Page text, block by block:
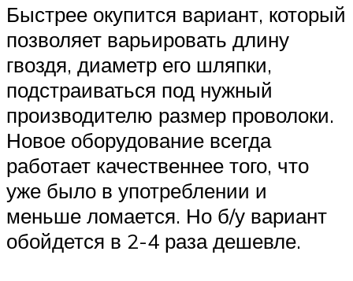
Быстрее окупится вариант, который
позволяет варьировать длину
гвоздя, диаметр его шляпки,
подстраиваться под нужный
производителю размер проволоки.
Новое оборудование всегда
работает качественнее того, что
уже было в употреблении и
меньше ломается. Но б/у вариант
обойдется в 2-4 раза дешевле.